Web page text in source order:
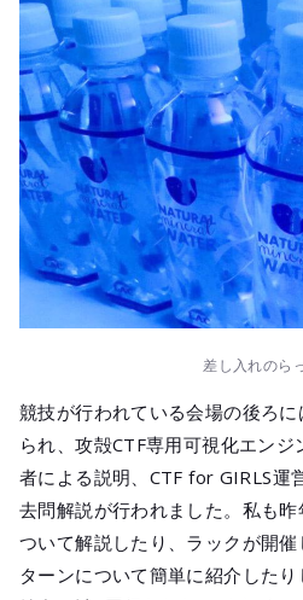
差し入れのら
競技が行われている会場の後ろ
られ、攻殻CTF専用可視化エンジ
者による説明、CTF for GIRLS運
去問解説が行われました。私も
ついて解説したり、ラックが開
ターンについて簡単に紹介した